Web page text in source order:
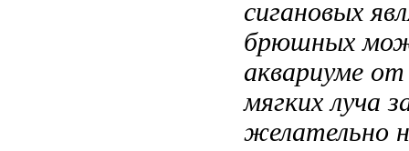
сигановых
брюшных
аквариуме
мягких луча
желательно